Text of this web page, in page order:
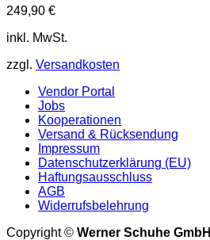
mehrere
auf.
Optionen
können
Produktseite
gewählt
werden
249,90 €
inkl. MwSt.
zzgl. Versandkosten
Vendor Portal
Jobs
Kooperationen
Versand & Rücksendung
Impressum
Datenschutzerklärung (EU)
Haftungsausschluss
AGB
Widerrufsbelehrung
Copyright © Werner Schuhe GmbH